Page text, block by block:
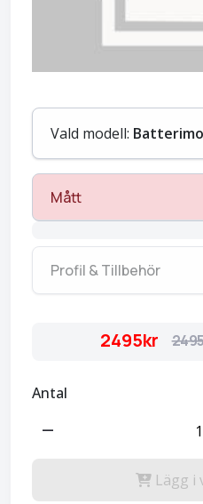
Vald modell:
Mått
Profil & Tillbehör
2495kr
Antal
remove
Lägg i